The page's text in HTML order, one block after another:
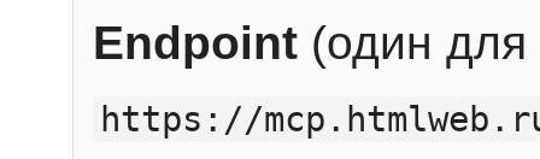
Endpoint (один для
https://